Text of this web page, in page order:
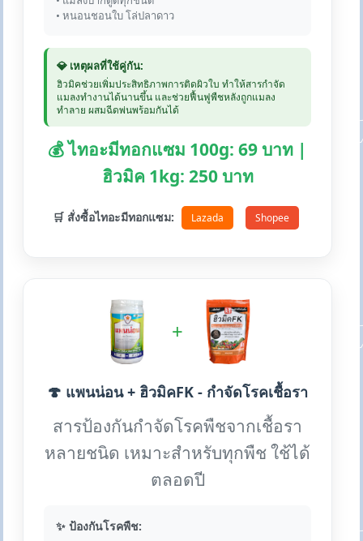
• หนอนชอนใบ โล่ปลาดาว
💎 เหตุผลที่ใช้คู่กัน:
ฮิวมิคช่วยเพิ่มประสิทธิภาพการติดผิวใบ ทำให้สารกำจัด
แมลงทำงานได้นานขึ้น และช่วยฟื้นฟูพืชหลังถูกแมลง
ทำลาย ผสมฉีดพ่นพร้อมกันได้
💰 ไทอะมีทอกแซม 100g: 69 บาท |
ฮิวมิค 1kg: 250 บาท
🛒 สั่งซื้อไทอะมีทอกแซม: Lazada Shopee
+
🍄 แพนน่อน + ฮิวมิคFK - กำจัดโรคเชื้อรา
สารป้องกันกำจัดโรคพืชจากเชื้อรา
หลายชนิด เหมาะสำหรับทุกพืช ใช้ได้
ตลอดปี
✨ ป้องกันโรคพืช: